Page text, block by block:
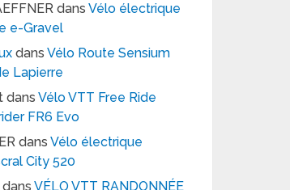
dansVélo électrique
e-Gravel
dansVélo Route Sensium
Lapierre
dansVélo VTT Free Ride
FR6 Evo
dansVélo électrique
City 520
dansVÉLO VTT RANDONNÉE